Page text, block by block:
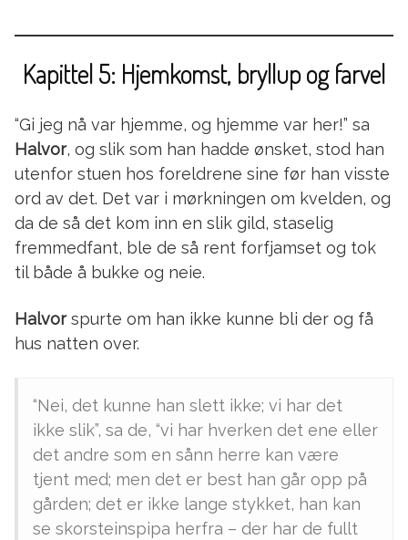
Kapittel 5: Hjemkomst, bryllup og farvel
“Gi jeg nå var hjemme, og hjemme var her!” sa
Halvor, og slik som han hadde ønsket, stod han
utenfor stuen hos foreldrene sine før han visste
ord av det. Det var i mørkningen om kvelden, og
da de så det kom inn en slik gild, staselig
fremmedfant, ble de så rent forfjamset og tok
til både å bukke og neie.
Halvorspurte om han ikke kunne bli der og få
hus natten over.
“Nei, det kunne han slett ikke; vi har det
ikke slik”, sa de, “vi har hverken det ene eller
det andre som en sånn herre kan være
tjent med; men det er best han går opp på
gården; det er ikke lange stykket, han kan
se skorsteinspipa herfra – der har de fullt